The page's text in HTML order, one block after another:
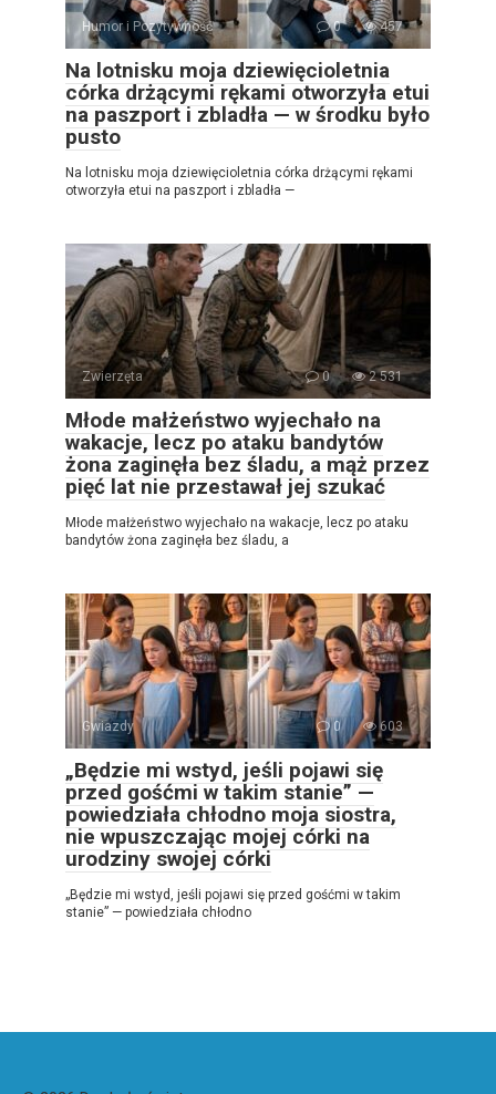
Humor i Pozytywność 0 457
Na lotnisku moja dziewięcioletnia
córka drżącymi rękami otworzyła etui
na paszport i zbladła — w środku było
pusto
Na lotnisku moja dziewięcioletnia córka drżącymi rękami
otworzyła etui na paszport i zbladła —
Zwierzęta 0 2 531
Młode małżeństwo wyjechało na
wakacje, lecz po ataku bandytów
żona zaginęła bez śladu, a mąż przez
pięć lat nie przestawał jej szukać
Młode małżeństwo wyjechało na wakacje, lecz po ataku
bandytów żona zaginęła bez śladu, a
Gwiazdy 0 603
„Będzie mi wstyd, jeśli pojawi się
przed gośćmi w takim stanie” —
powiedziała chłodno moja siostra,
nie wpuszczając mojej córki na
urodziny swojej córki
„Będzie mi wstyd, jeśli pojawi się przed gośćmi w takim
stanie” — powiedziała chłodno